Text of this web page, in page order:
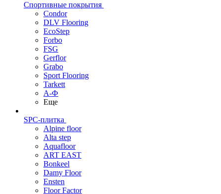
Спортивные покрытия
Condor
DLV Flooring
EcoStep
Forbo
FSG
Gerflor
Grabo
Sport Flooring
Tarkett
А-Ф
Еще
SPC-плитка
Alpine floor
Alta step
Aquafloor
ART EAST
Bonkeel
Damy Floor
Ensten
Floor Factor